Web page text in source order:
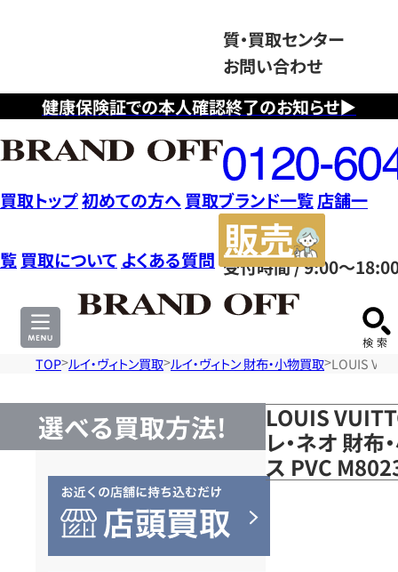
健康保険証での本人確認終了のお知らせ▶
質・買取センター
お問い合わせ
フ
リ
ー
ダ
イ
ヤ
ル
0120604117
受付時間 / 9:00～
買取トップ初めての方へ 買取ブランド一覧店舗一
覧 買取について よくある質問
サ
TOP ルイ・ヴィトン買取 ルイ・ヴィトン 財布・小物買取 LOUIS
選べる買取方法!
LOUIS
レ・ネオ 財布
ス PVC